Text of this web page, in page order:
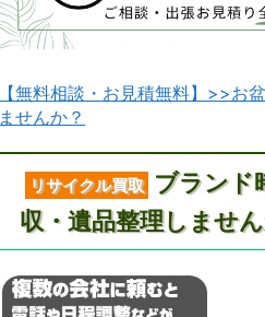
【無料相談・お見積無料】>>お
ませんか？
リサイクル買取 ブランド
収・遺品整理しませ